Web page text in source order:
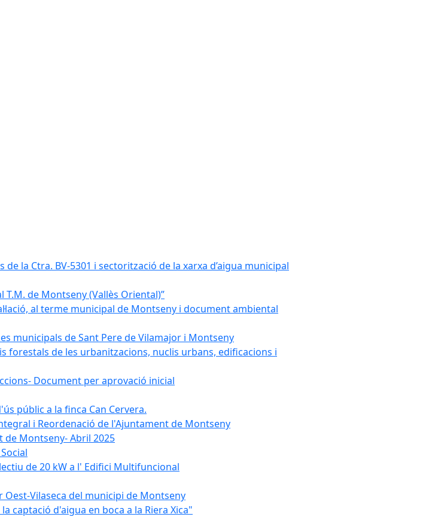
la Ctra. BV-5301 i sectorització de la xarxa d’aigua municipal
de Montseny (Vallès Oriental)”
al terme municipal de Montseny i document ambiental
municipals de Sant Pere de Vilamajor i Montseny
forestals de les urbanitzacions, nuclis urbans, edificacions i
Document per aprovació inicial
públic a la finca Can Cervera.
i Reordenació de l'Ajuntament de Montseny
Montseny- Abril 2025
de 20 kW a l' Edifici Multifuncional
Vilaseca del municipi de Montseny
captació d'aigua en boca a la Riera Xica"